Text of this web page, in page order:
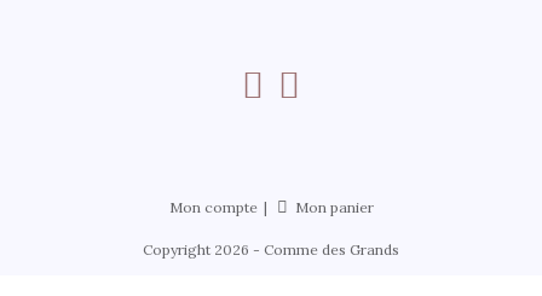
Mon compte Mon panier
Copyright 2026 - Comme des Grands